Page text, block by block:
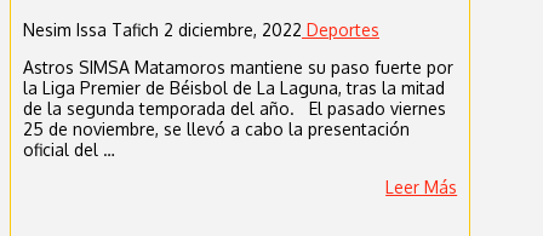
Nesim Issa Tafich 2 diciembre, 2022 Deportes
Astros SIMSA Matamoros mantiene su paso fuerte por
la Liga Premier de Béisbol de La Laguna, tras la mitad
de la segunda temporada del año. El pasado viernes
25 de noviembre, se llevó a cabo la presentación
oficial del …
Leer Más